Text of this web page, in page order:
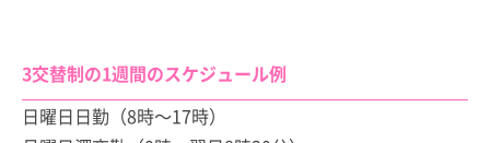
3交替制の1週間のスケジュール例
日曜日 日勤（8時～17時）